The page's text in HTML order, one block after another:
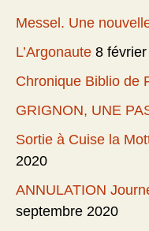
Messel. Une
L’Argonaute 8
Chronique Biblio de
GRIGNON, UNE
Sortie à Cuise la
2020
ANNULATION
septembre 2020